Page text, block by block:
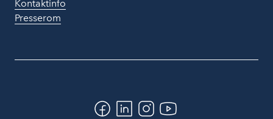
Kontaktinfo
Presserom